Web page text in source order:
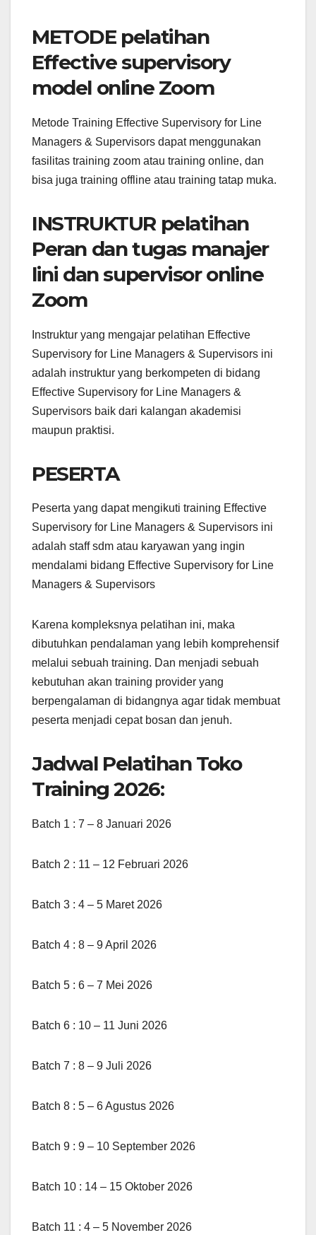
METODE pelatihan
Effective supervisory
model online Zoom
Metode Training Effective Supervisory for Line
Managers & Supervisors dapat menggunakan
fasilitas training zoom atau training online, dan
bisa juga training offline atau training tatap muka.
INSTRUKTUR pelatihan
Peran dan tugas manajer
lini dan supervisor online
Zoom
Instruktur yang mengajar pelatihan Effective
Supervisory for Line Managers & Supervisors ini
adalah instruktur yang berkompeten di bidang
Effective Supervisory for Line Managers &
Supervisors baik dari kalangan akademisi
maupun praktisi.
PESERTA
Peserta yang dapat mengikuti training Effective
Supervisory for Line Managers & Supervisors ini
adalah staff sdm atau karyawan yang ingin
mendalami bidang Effective Supervisory for Line
Managers & Supervisors
Karena kompleksnya pelatihan ini, maka
dibutuhkan pendalaman yang lebih komprehensif
melalui sebuah training. Dan menjadi sebuah
kebutuhan akan training provider yang
berpengalaman di bidangnya agar tidak membuat
peserta menjadi cepat bosan dan jenuh.
Jadwal Pelatihan Toko
Training 2026:
Batch 1 : 7 – 8 Januari 2026
Batch 2 : 11 – 12 Februari 2026
Batch 3 : 4 – 5 Maret 2026
Batch 4 : 8 – 9 April 2026
Batch 5 : 6 – 7 Mei 2026
Batch 6 : 10 – 11 Juni 2026
Batch 7 : 8 – 9 Juli 2026
Batch 8 : 5 – 6 Agustus 2026
Batch 9 : 9 – 10 September 2026
Batch 10 : 14 – 15 Oktober 2026
Batch 11 : 4 – 5 November 2026